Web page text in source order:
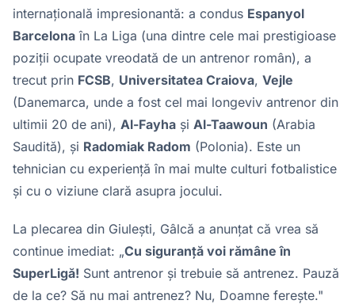
internațională impresionantă: a condus Espanyol
Barcelona în La Liga (una dintre cele mai prestigioase
poziții ocupate vreodată de un antrenor român), a
trecut prin FCSB, Universitatea Craiova, Vejle
(Danemarca, unde a fost cel mai longeviv antrenor din
ultimii 20 de ani), Al-Fayha și Al-Taawoun (Arabia
Saudită), și Radomiak Radom (Polonia). Este un
tehnician cu experiență în mai multe culturi fotbalistice
și cu o viziune clară asupra jocului.
La plecarea din Giulești, Gâlcă a anunțat că vrea să
continue imediat: „Cu siguranță voi rămâne în
SuperLigă! Sunt antrenor și trebuie să antrenez. Pauză
de la ce? Să nu mai antrenez? Nu, Doamne ferește."